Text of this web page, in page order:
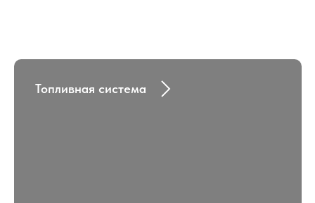
Топливная система